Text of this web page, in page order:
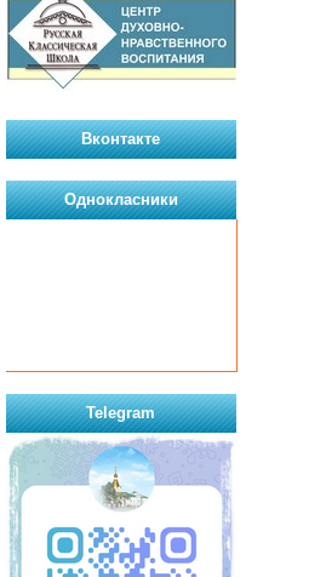
Вконтакте
Однокласники
Telegram